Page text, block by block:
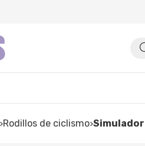
rodillos de ciclismo